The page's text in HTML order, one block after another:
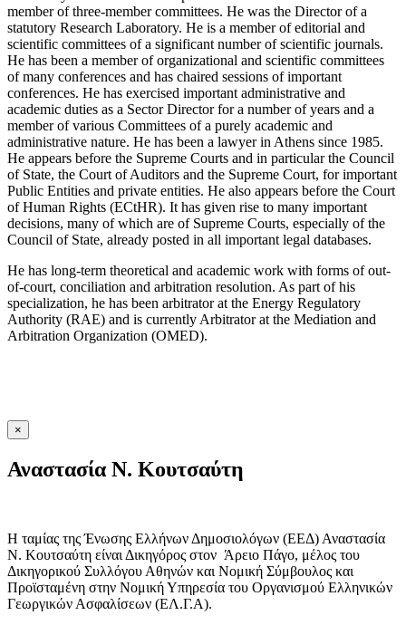
member of three-member committees. He was the Director of a
statutory Research Laboratory. He is a member of editorial and
scientific committees of a significant number of scientific journals.
He has been a member of organizational and scientific committees
of many conferences and has chaired sessions of important
conferences. He has exercised important administrative and
academic duties as a Sector Director for a number of years and a
member of various Committees of a purely academic and
administrative nature. He has been a lawyer in Athens since 1985.
He appears before the Supreme Courts and in particular the Council
of State, the Court of Auditors and the Supreme Court, for important
Public Entities and private entities. He also appears before the Court
of Human Rights (ECtHR). It has given rise to many important
decisions, many of which are of Supreme Courts, especially of the
Council of State, already posted in all important legal databases.
He has long-term theoretical and academic work with forms of out-
of-court, conciliation and arbitration resolution. As part of his
specialization, he has been arbitrator at the Energy Regulatory
Authority (RAE) and is currently Arbitrator at the Mediation and
Arbitration Organization (OMED).
×
Αναστασία Ν. Κουτσαύτη
Η ταμίας της Ένωσης Ελλήνων Δημοσιολόγων (ΕΕΔ) Αναστασία
Ν. Κουτσαύτη είναι Δικηγόρος στον Άρειο Πάγο, μέλος του
Δικηγορικού Συλλόγου Αθηνών και Νομική Σύμβουλος και
Προϊσταμένη στην Νομική Υπηρεσία του Οργανισμού Ελληνικών
Γεωργικών Ασφαλίσεων (ΕΛ.Γ.Α).